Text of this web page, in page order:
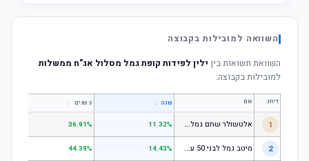
השוואה למובילות בקבוצה
השוואת תשואות בין ילין לפידות קופת גמל מסלול אג"ח ממשלות
למובילות בקבוצה:
דירוג שם שנה ↕ 3 שנים ↕
1 א
לטשולר שחם גמל לבני 50 עד 60 11.32%
36.91%
2 מ
יטב גמל לבני 50 עד 60 14.43%
44.39%